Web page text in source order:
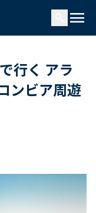
menu
行く アラ
ンビア周遊